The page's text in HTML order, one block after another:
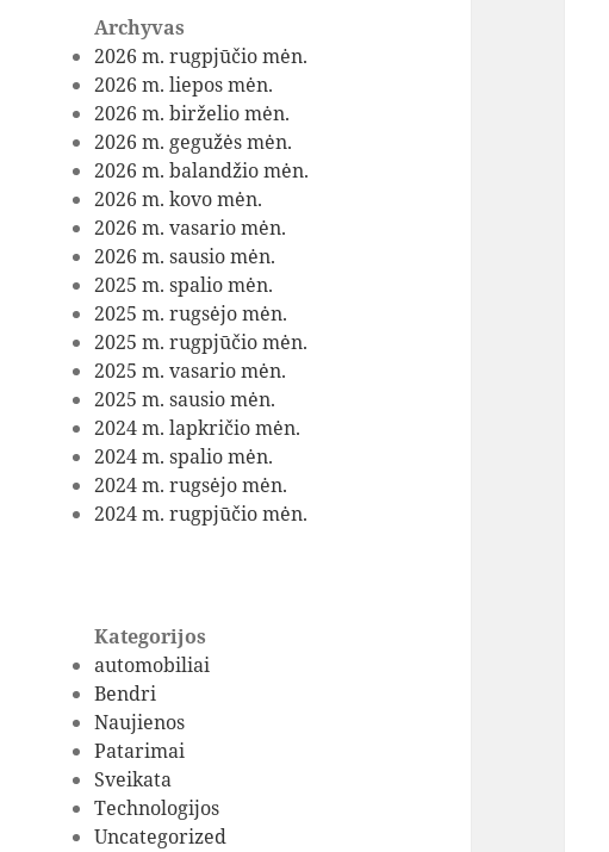
Archyvas
2026 m. rugpjūčio mėn.
2026 m. liepos mėn.
2026 m. birželio mėn.
2026 m. gegužės mėn.
2026 m. balandžio mėn.
2026 m. kovo mėn.
2026 m. vasario mėn.
2026 m. sausio mėn.
2025 m. spalio mėn.
2025 m. rugsėjo mėn.
2025 m. rugpjūčio mėn.
2025 m. vasario mėn.
2025 m. sausio mėn.
2024 m. lapkričio mėn.
2024 m. spalio mėn.
2024 m. rugsėjo mėn.
2024 m. rugpjūčio mėn.
Kategorijos
automobiliai
Bendri
Naujienos
Patarimai
Sveikata
Technologijos
Uncategorized